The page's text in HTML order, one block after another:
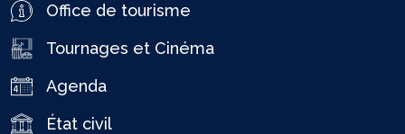
Office de tourisme
Tournages et Cinéma
Agenda
État civil